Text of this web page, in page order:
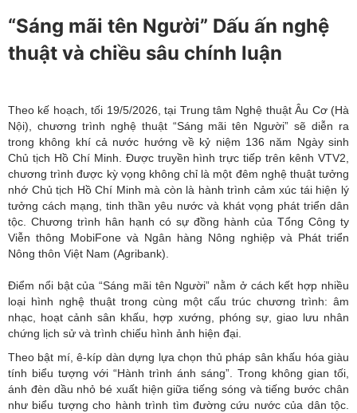
“Sáng mãi tên Người” Dấu ấn nghệ
thuật và chiều sâu chính luận
Theo kế hoạch, tối 19/5/2026, tại Trung tâm Nghệ thuật Âu Cơ (Hà
Nội), chương trình nghệ thuật “Sáng mãi tên Người” sẽ diễn ra
trong không khí cả nước hướng về kỷ niệm 136 năm Ngày sinh
Chủ tịch Hồ Chí Minh. Được truyền hình trực tiếp trên kênh VTV2,
chương trình được kỳ vọng không chỉ là một đêm nghệ thuật tưởng
nhớ Chủ tịch Hồ Chí Minh mà còn là hành trình cảm xúc tái hiện lý
tưởng cách mạng, tinh thần yêu nước và khát vọng phát triển dân
tộc. Chương trình hân hạnh có sự đồng hành của Tổng Công ty
Viễn thông MobiFone và Ngân hàng Nông nghiệp và Phát triển
Nông thôn Việt Nam (Agribank).
Điểm nổi bật của “Sáng mãi tên Người” nằm ở cách kết hợp nhiều
loại hình nghệ thuật trong cùng một cấu trúc chương trình: âm
nhạc, hoạt cảnh sân khấu, hợp xướng, phóng sự, giao lưu nhân
chứng lịch sử và trình chiếu hình ảnh hiện đại.
Theo bật mí, ê-kíp dàn dựng lựa chọn thủ pháp sân khấu hóa giàu
tính biểu tượng với “Hành trình ánh sáng”. Trong không gian tối,
ánh đèn dầu nhỏ bé xuất hiện giữa tiếng sóng và tiếng bước chân
như biểu tượng cho hành trình tìm đường cứu nước của dân tộc.